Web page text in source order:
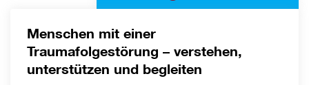
Menschen mit einer
Traumafolgestörung – verstehen,
unterstützen und begleiten